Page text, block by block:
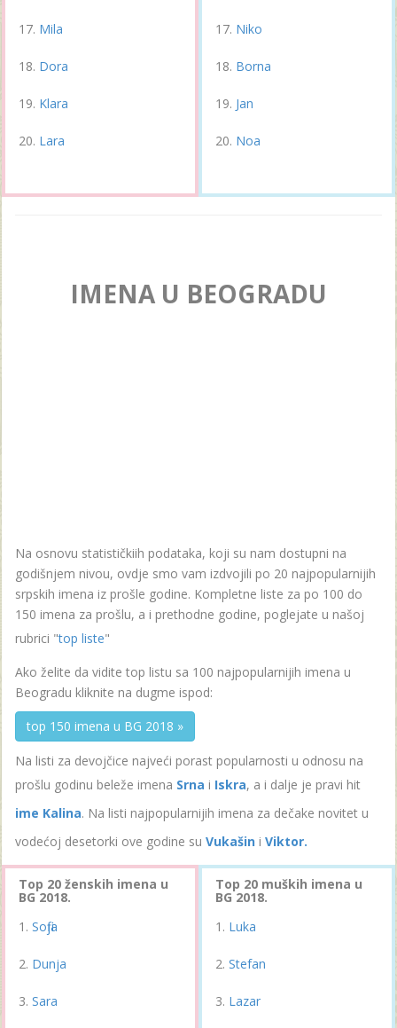
Mila
Dora
Klara
Lara
Niko
Borna
Jan
Noa
IMENA U BEOGRADU
Na osnovu statističkiih podataka, koji su nam dostupni na
godišnjem nivou, ovdje smo vam izdvojili po 20 najpopularnijih
srpskih imena iz prošle godine. Kompletne liste za po 100 do
150 imena za prošlu, a i prethodne godine, poglejate u našoj
rubrici "top liste"
Ako želite da vidite top listu sa 100 najpopularnijih imena u
Beogradu kliknite na dugme ispod:
top 150 imena u BG 2018 »
Na listi za devojčice najveći porast popularnosti u odnosu na
prošlu godinu beleže imena Srna i Iskra, a i dalje je pravi hit
ime Kalina. Na listi najpopularnijih imena za dečake novitet u
vodećoj desetorki ove godine su Vukašin i Viktor.
Top 20 ženskih imena u
BG 2018.
Sofija
Dunja
Sara
Top 20 muških imena u
BG 2018.
Luka
Stefan
Lazar